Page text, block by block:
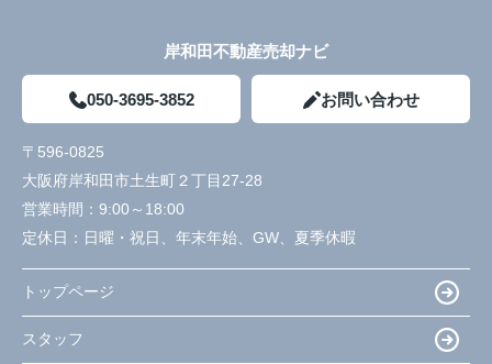
岸和田不動産売却ナビ
050-3695-3852 お問い合わせ
〒596-0825
大阪府岸和田市土生町２丁目27-28
営業時間： 9:00～18:00
定休日： 日曜・祝日、年末年始、GW、夏季休暇
トップページ
スタッフ